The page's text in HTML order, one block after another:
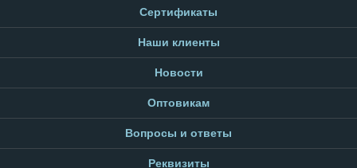
Сертификаты
Наши клиенты
Новости
Оптовикам
Вопросы и ответы
Реквизиты